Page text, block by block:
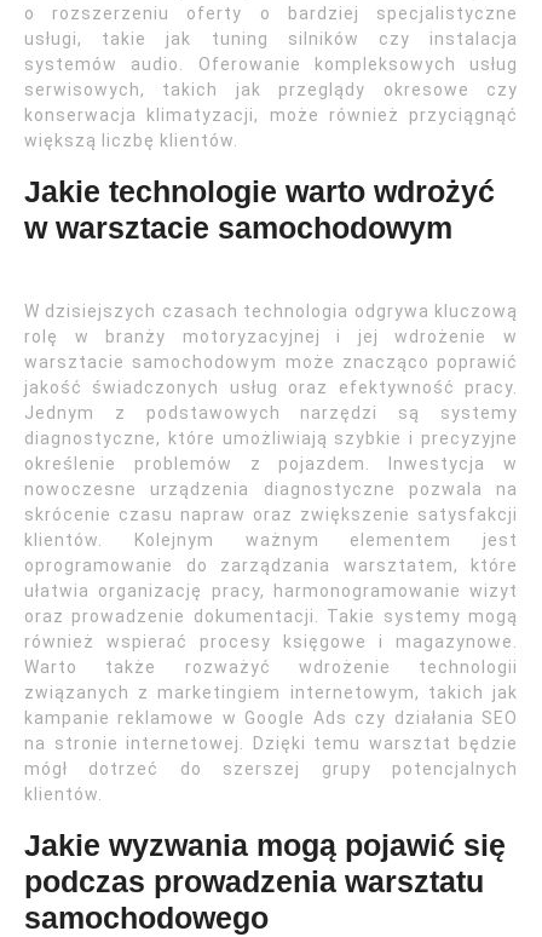
o rozszerzeniu oferty o bardziej specjalistyczne
usługi, takie jak tuning silników czy instalacja
systemów audio. Oferowanie kompleksowych usług
serwisowych, takich jak przeglądy okresowe czy
konserwacja klimatyzacji, może również przyciągnąć
większą liczbę klientów.
Jakie technologie warto wdrożyć
w warsztacie samochodowym
W dzisiejszych czasach technologia odgrywa kluczową
rolę w branży motoryzacyjnej i jej wdrożenie w
warsztacie samochodowym może znacząco poprawić
jakość świadczonych usług oraz efektywność pracy.
Jednym z podstawowych narzędzi są systemy
diagnostyczne, które umożliwiają szybkie i precyzyjne
określenie problemów z pojazdem. Inwestycja w
nowoczesne urządzenia diagnostyczne pozwala na
skrócenie czasu napraw oraz zwiększenie satysfakcji
klientów. Kolejnym ważnym elementem jest
oprogramowanie do zarządzania warsztatem, które
ułatwia organizację pracy, harmonogramowanie wizyt
oraz prowadzenie dokumentacji. Takie systemy mogą
również wspierać procesy księgowe i magazynowe.
Warto także rozważyć wdrożenie technologii
związanych z marketingiem internetowym, takich jak
kampanie reklamowe w Google Ads czy działania SEO
na stronie internetowej. Dzięki temu warsztat będzie
mógł dotrzeć do szerszej grupy potencjalnych
klientów.
Jakie wyzwania mogą pojawić się
podczas prowadzenia warsztatu
samochodowego